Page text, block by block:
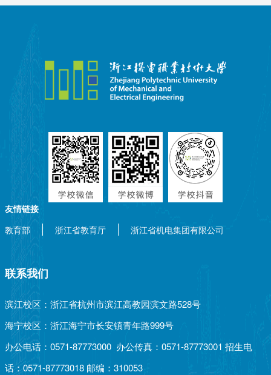
友情链接
教育部
浙江省教育厅 浙江省机电集团有限公司
联系我们
滨江校区：浙江省杭州市滨江高教园滨文路528号
海宁校区：浙江海宁市长安镇青年路999号
办公电话：0571-87773000 办公传真：0571-87773001 招生电
话：0571-87773018 邮编：310053